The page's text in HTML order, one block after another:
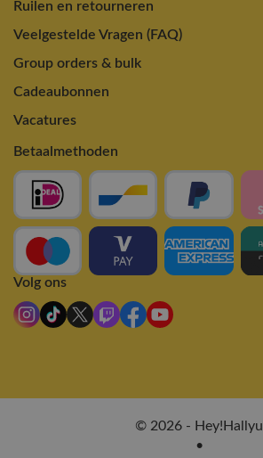
Ruilen en retourneren
Veelgestelde Vragen (FAQ)
Group orders & bulk
Cadeaubonnen
Vacatures
Betaalmethoden
Volg ons
© 2026 - Hey!Hallyu
•